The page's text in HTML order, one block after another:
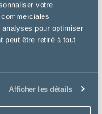
votre
pour optimiser
peut être retiré à tout
Afficher les détails